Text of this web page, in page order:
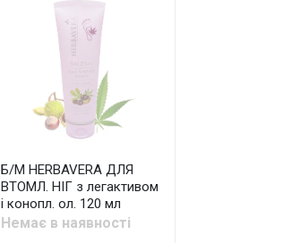
Б/М HERBAVERA ДЛЯ
ВТОМЛ. НІГ з легактивом
і конопл. ол. 120 мл
Немає в наявності